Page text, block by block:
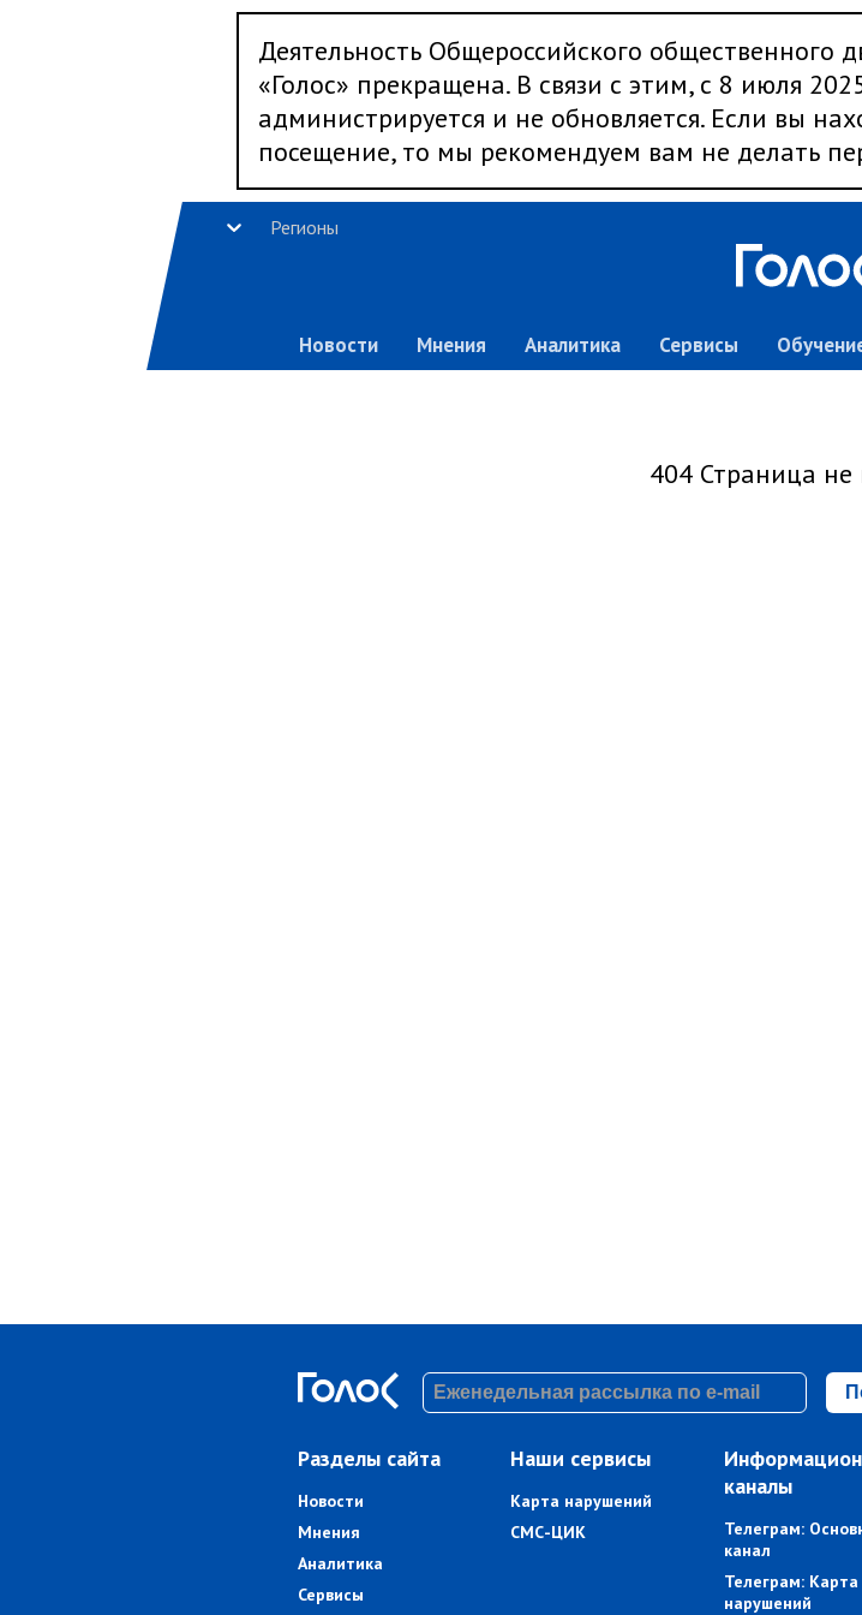
Деятельность Общероссийского общественного
«Голос» прекращена. В связи с этим, с 8 июля
администрируется и не обновляется. Если вы
посещение, то мы рекомендуем вам не делать
Регионы
Новости Мнения Аналитика Сервисы
404 Страница не
Разделы сайта
Новости
Мнения
Аналитика
Сервисы
Наши сервисы
Карта нарушений
СМС-ЦИК
каналы
Телеграм:
канал
Телеграм: Карта
нарушений